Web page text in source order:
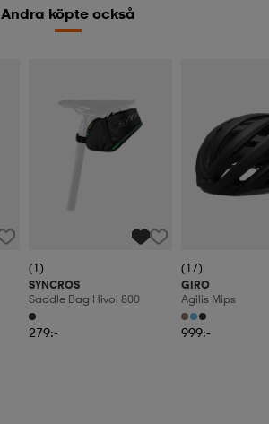
Andra köpte också
(1)
SYNCROS
Saddle Bag Hivol 800
279:-
(17)
GIRO
Agilis Mips
999:-